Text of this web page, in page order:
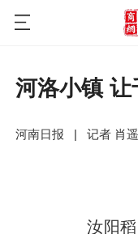
河洛小镇 让
河南日报 | 记者 肖遥
汝阳